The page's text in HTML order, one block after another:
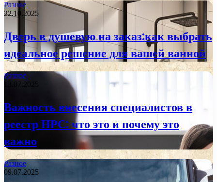
Разное
22.10.2025
Дверь в душевую на заказ:как выбрать
идеальное решение для вашей ванной
Разное
13.07.2025
Важность внесения специалистов в
реестр НРС: что это и почему это
важно
Разное
09.07.2025